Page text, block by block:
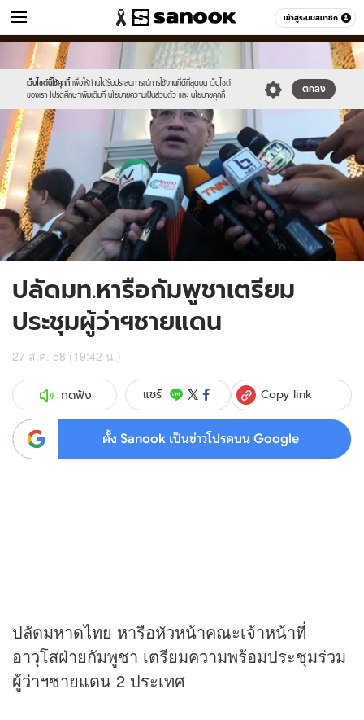
เข้าสู่ระบบสมาชิก
ข่าว หมวดอื่นๆ
เว็บไซต์นี้ใช้คุกกี้ เพื่อให้ท่านได้รับประสบการณ์การใช้งานที่ดีที่สุดบน เว็บไซต์
ของเรา โปรดศึกษาเพิ่มเติมที่ นโยบายความเป็นส่วนตัว และ นโยบายคุกกี้
ตกลง
Sanook
//s.isanook.com/sr/0/images/logo-
new-
sanook.png
600
//s.isanook.com/ns/0/ud/371/1855522/642038-
01.jpg
ปลัดมท.หารือกัมพูชาเตรียม
ประชุมผู้ว่าฯชายแดน
27 ส.ค. 58 (19:42 น.)
กดฟัง แชร์ Copy link
ตั้ง Sanook เป็นข่าวโปรดบน Google
ปลัดมหาดไทย หารือหัวหน้าคณะเจ้าหน้าที่
อาวุโสฝ่ายกัมพูชา เตรียมความพร้อมประชุมร่วม
ผู้ว่าฯชายแดน 2 ประเทศ